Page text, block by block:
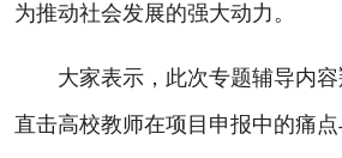
为推动社会发展的强大动力。
大家表示，此次专题辅导内容
直击高校教师在项目申报中的痛